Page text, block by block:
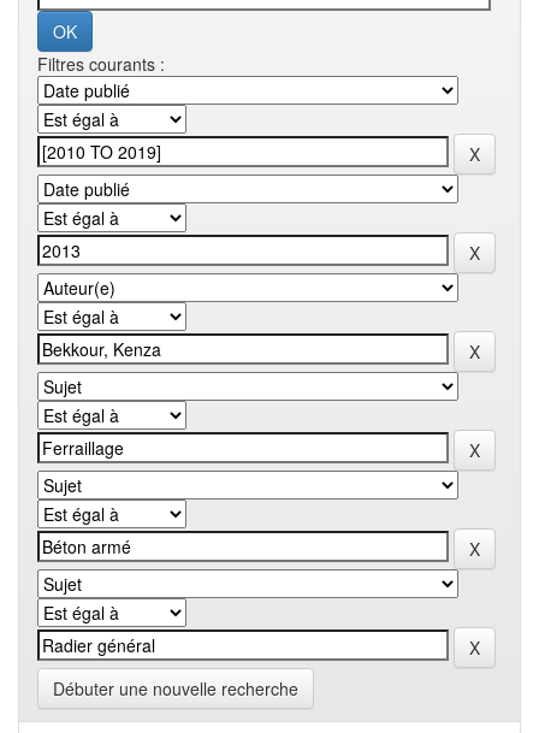
Filtres courants :
Débuter une nouvelle recherche